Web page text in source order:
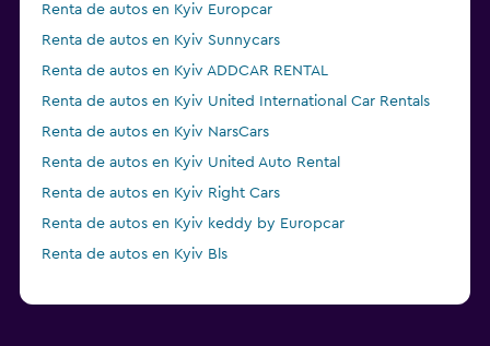
Renta de autos en Kyiv Europcar
Renta de autos en Kyiv Sunnycars
Renta de autos en Kyiv ADDCAR RENTAL
Renta de autos en Kyiv United International Car Rentals
Renta de autos en Kyiv NarsCars
Renta de autos en Kyiv United Auto Rental
Renta de autos en Kyiv Right Cars
Renta de autos en Kyiv keddy by Europcar
Renta de autos en Kyiv Bls